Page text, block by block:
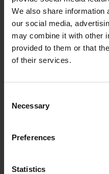
We also share information
our social media,
may combine it with other
provided to them or that
of their services.
Selection
Necessary
Preferences
Statistics
Ski
Funäsdalsberget